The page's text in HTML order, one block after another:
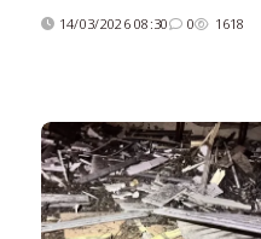
14/03/2026 08:30 0 1618